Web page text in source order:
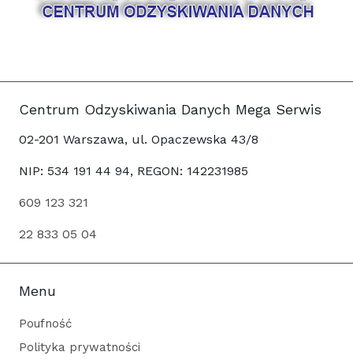
Centrum Odzyskiwania Danych Mega Serwis
02-201 Warszawa, ul. Opaczewska 43/8
NIP: 534 191 44 94, REGON: 142231985
609 123 321
22 833 05 04
Menu
Poufność
Polityka prywatności